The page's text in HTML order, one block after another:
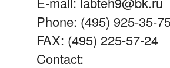
Phone: (495) 925-35-
FAX: (495) 225-57-24
Contact: